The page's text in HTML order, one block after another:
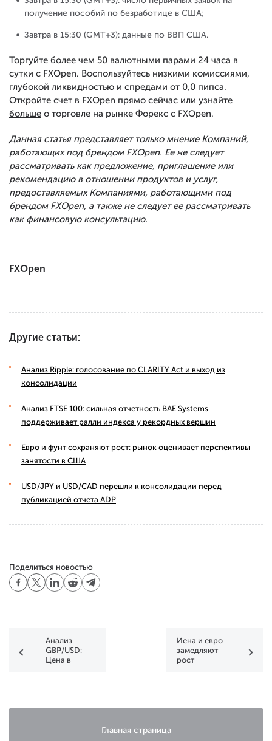
получение пособий по безработице в США;
Завтра в 15:30 (GMT+3): данные по ВВП США.
Торгуйте более чем 50 валютными парами 24 часа в
сутки с FXOpen. Воспользуйтесь низкими комиссиями,
глубокой ликвидностью и спредами от 0,0 пипса.
Откройте счет в FXOpen прямо сейчас или узнайте
больше о торговле на рынке Форекс с FXOpen.
Данная статья представляет только мнение Компаний,
работающих под брендом FXOpen. Ее не следует
рассматривать как предложение, приглашение или
рекомендацию в отношении продуктов и услуг,
предоставляемых Компаниями, работающими под
брендом FXOpen, а также не следует ее рассматривать
как финансовую консультацию.
FXOpen
Другие статьи:
Анализ Ripple: голосование по CLARITY Act и выход из
консолидации
Анализ FTSE 100: сильная отчетность BAE Systems
поддерживает ралли индекса у рекордных вершин
Евро и фунт сохраняют рост: рынок оценивает перспективы
занятости в США
USD/JPY и USD/CAD перешли к консолидации перед
публикацией отчета ADP
Поделиться новостью
Анализ
GBP/USD:
Цена в
Иена и евро
замедляют
рост
Главная страница